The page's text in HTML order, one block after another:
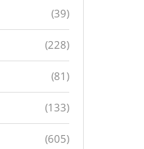
(39)
(228)
(81)
(133)
(605)